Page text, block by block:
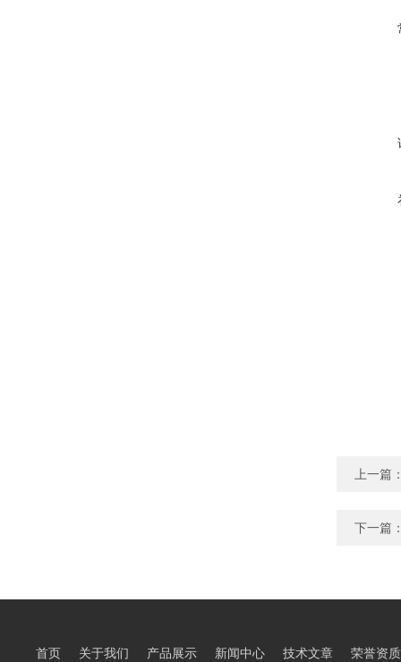
上一篇
下一篇
首页 关于我们 产品展示 新闻中心 技术文章 荣誉资质